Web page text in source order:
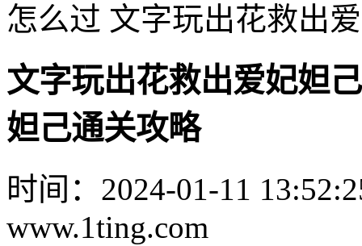
怎么过 文字玩出花救出
文字玩出花救出爱妃妲
妲己通关攻略
时间：2024-01-11
www.1ting.com